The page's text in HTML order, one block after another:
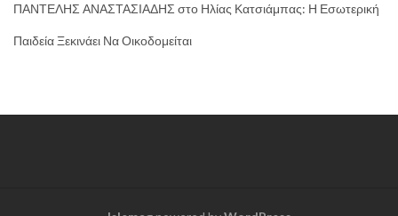
ΠΑΝΤΕΛΗΣ ΑΝΑΣΤΑΣΙΑΔΗΣ στο Ηλίας Κατσιάμπας: Η Εσωτερική
Παιδεία Ξεκινάει Να Οικοδομείται